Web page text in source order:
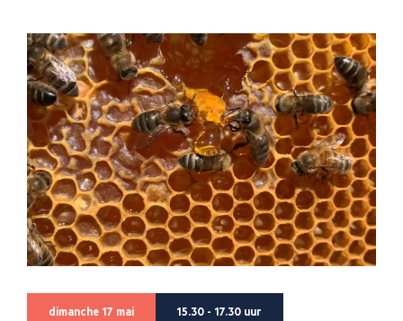
dimanche 17 mai 15.30 - 17.30 uur